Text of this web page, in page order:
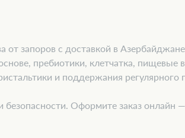
от запоров с доставкой в
пребиотики, клетчатка,
и поддержания регулярного
Оформите заказ онлайн